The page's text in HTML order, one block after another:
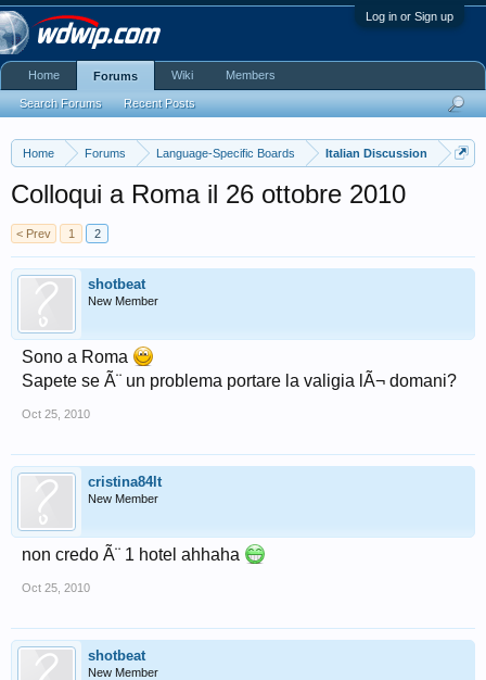
Log in or Sign up
Home Forums Language-Specific Boards Italian Discussion
Colloqui a Roma il 26 ottobre 2010
< Prev 1 2
shotbeat
New Member
Sono a Roma
Sapete se Ã¨ un problema portare la valigia lÃ¬ domani?
Oct 25, 2010
cristina84lt
New Member
non credo Ã¨ 1 hotel ahhaha
Oct 25, 2010
shotbeat
New Member
Home Forums
Search Forums Recent Posts
Wiki Members